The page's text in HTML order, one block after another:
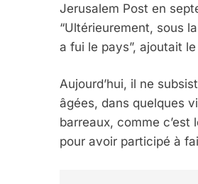
Jerusalem Post en
“Ultérieurement, sous
a fui le pays”, ajoutait
Aujourd’hui, il ne
âgées, dans quelques
barreaux, comme
pour avoir participé à
ISRAÉL